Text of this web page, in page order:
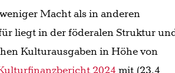
Macht als in anderen
liegt in der föderalen Struktur
Kulturausgaben in Höhe von